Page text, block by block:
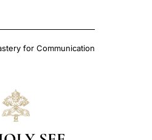
for Communication